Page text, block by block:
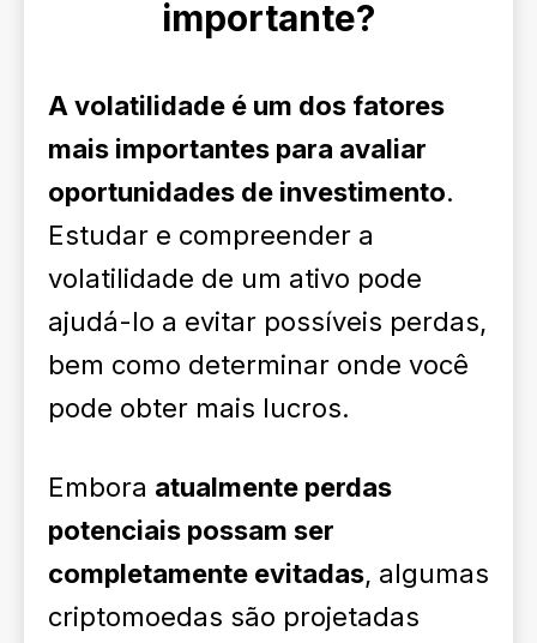
importante?
A volatilidade é um dos fatores
mais importantes para avaliar
oportunidades de investimento.
Estudar e compreender a
volatilidade de um ativo pode
ajudá-lo a evitar possíveis perdas,
bem como determinar onde você
pode obter mais lucros.
Embora atualmente perdas
potenciais possam ser
completamente evitadas, algumas
criptomoedas são projetadas